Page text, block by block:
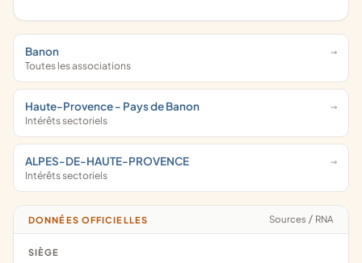
Banon
Toutes les associations
Haute-Provence - Pays de Banon
Intérêts sectoriels
ALPES-DE-HAUTE-PROVENCE
Intérêts sectoriels
DONNÉES OFFICIELLES Sources / RNA
SIÈGE